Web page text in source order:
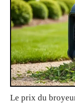
Le prix du